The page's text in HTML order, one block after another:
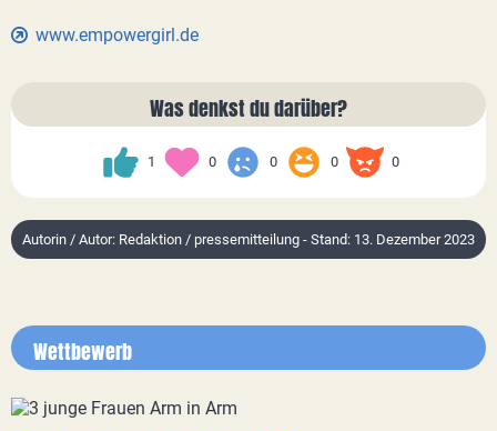
www.empowergirl.de
Was denkst du darüber?
1 0 0 0 0
Autorin / Autor: Redaktion / pressemitteilung - Stand: 13. Dezember 2023
Wettbewerb